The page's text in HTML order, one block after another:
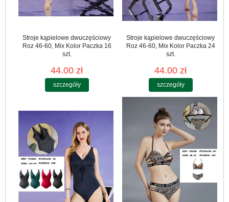
Stroje kąpielowe dwuczęściowy
Roz 46-60, Mix Kolor Paczka 16
szt.
44.00 zł
szczegóły
Stroje kąpielowe dwuczęściowy
Roz 46-60, Mix Kolor Paczka 24
szt.
44.00 zł
szczegóły